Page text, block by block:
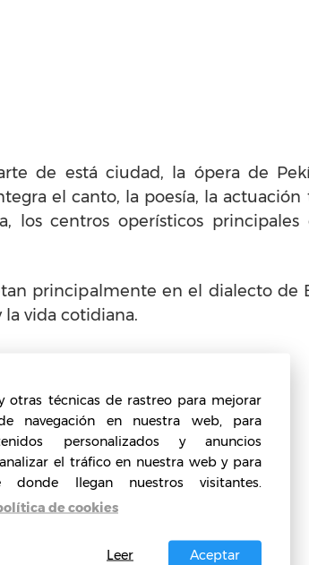
de está ciudad, la ópera de
el canto, la poesía, la actuación
los centros operísticos
principalmente en el dialecto de
vida cotidiana.
otras técnicas de rastreo para mejorar
navegación en nuestra web, para
personalizados y anuncios
el tráfico en nuestra web y para
donde llegan nuestros visitantes.
de cookies
Aceptar
Leer